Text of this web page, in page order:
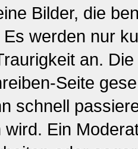
Bilder, die
werden nur
an.
Seite
schnell
wird. Ein